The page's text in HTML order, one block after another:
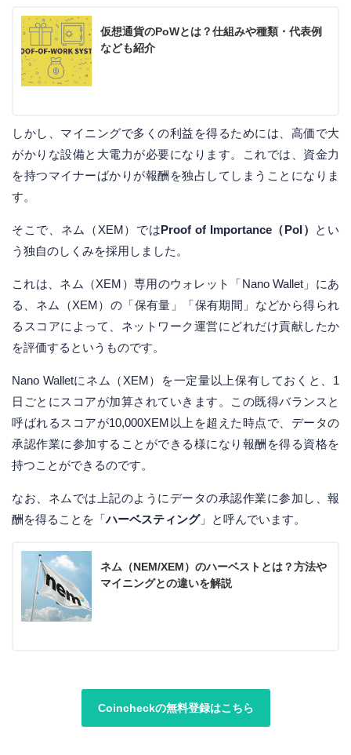
仮想通貨のPoWとは？仕組みや種類・代表例
なども紹介
しかし、マイニングで多くの利益を得るためには、高価で大
がかりな設備と大電力が必要になります。これでは、資金力
を持つマイナーばかりが報酬を独占してしまうことになりま
す。
そこで、ネム（XEM）ではProof of Importance（PoI） とい
う独自のしくみを採用しました。
これは、ネム（XEM）専用のウォレット「Nano Wallet」にあ
る、ネム（XEM）の「保有量」「保有期間」などから得られ
るスコアによって、ネットワーク運営にどれだけ貢献したか
を評価するというものです。
Nano Walletにネム（XEM）を一定量以上保有しておくと、1
日ごとにスコアが加算されていきます。この既得バランスと
呼ばれるスコアが10,000XEM以上を超えた時点で、データの
承認作業に参加することができる様になり報酬を得る資格を
持つことができるのです。
なお、ネムでは上記のようにデータの承認作業に参加し、報
酬を得ることを「ハーベスティング」と呼んでいます。
ネム（NEM/XEM）のハーベストとは？方法や
マイニングとの違いを解説
Coincheckの無料登録はこちら